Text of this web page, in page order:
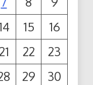
15
16
22
23
29
30